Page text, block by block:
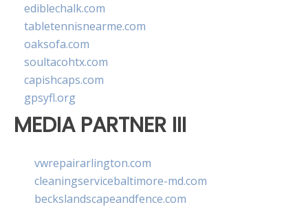
ediblechalk.com
tabletennisnearme.com
oaksofa.com
soultacohtx.com
capishcaps.com
gpsyfl.org
MEDIA PARTNER III
vwrepairarlington.com
cleaningservicebaltimore-md.com
beckslandscapeandfence.com